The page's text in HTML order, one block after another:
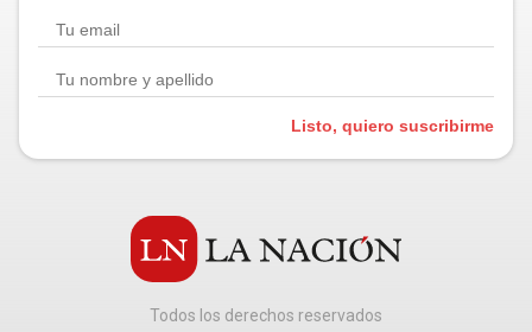
Listo, quiero suscribirme
Todos los derechos reservados